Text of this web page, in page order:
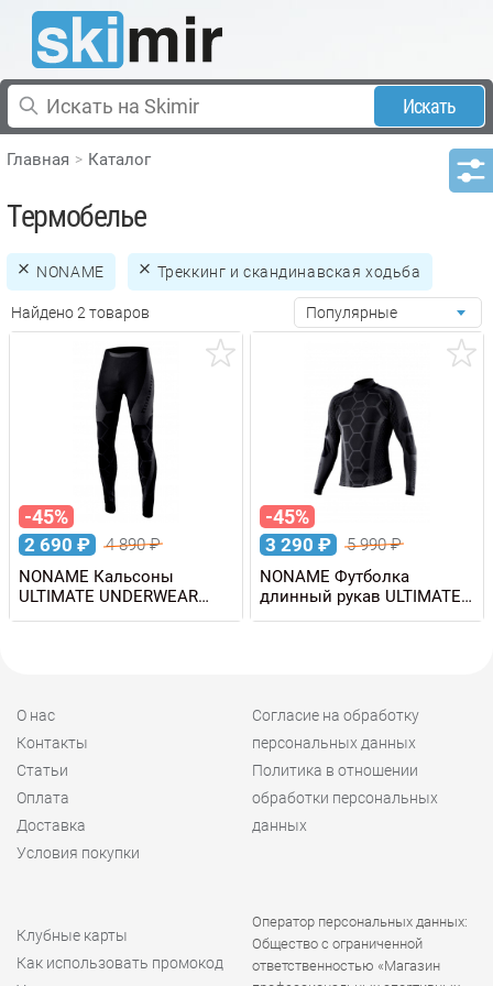
Искать
Главная Каталог
Термобелье
NONAME Треккинг и скандинавская ходьба
Найдено 2 товаров Популярные
-45%
2 690 ₽ 4 890₽
NONAME Кальсоны
ULTIMATE UNDERWEAR
PANTS унисекс
-45%
3 290 ₽ 5 990₽
NONAME Футболка
длинный рукав ULTIMATE
UNDERWEAR SHIRT
О нас
Контакты
Статьи
Оплата
Доставка
Условия покупки
Согласие на обработку
персональных данных
Политика в отношении
обработки персональных
данных
Клубные карты
Как использовать промокод
Оператор персональных данных:
Общество с ограниченной
ответственностью «Магазин